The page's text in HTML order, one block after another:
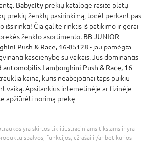
Babycity prekių kataloge rasite platų
prekių ženklų pasirinkimą, todėl perkant pas
išsirinkti! Čia galite rinktis iš patikimo ir gerai
prekės ženklo asortimento. BB JUNIOR
Push & Race, 16-85128 - jau pamėgta
kasdienybę su vaikais. Jus dominantis
automobilis Lamborghini Push & Race, 16-
kaina, kuris neabejotinai taps puikiu
vaiką. Apsilankius internetinėje ar fizinėje
apžiūrėti norimą prekę.
yra skirtos tik iliustraciniams tikslams ir yra
spalvos, funkcijos, užrašai ir/ar bet kurios